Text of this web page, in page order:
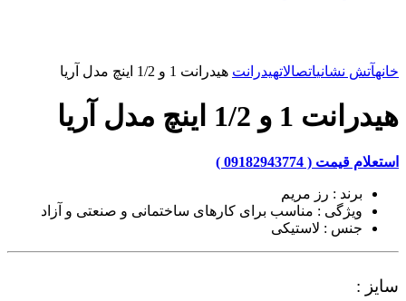
خانهآتش نشانیاتصالاتهیدرانت هیدرانت 1 و 1/2 اینچ مدل آریا
هیدرانت 1 و 1/2 اینچ مدل آریا
استعلام قیمت ( 09182943774 )
برند : رز مریم
ویژگی : مناسب برای کارهای ساختمانی و صنعتی و آزاد
جنس : لاستیکی
سایز :